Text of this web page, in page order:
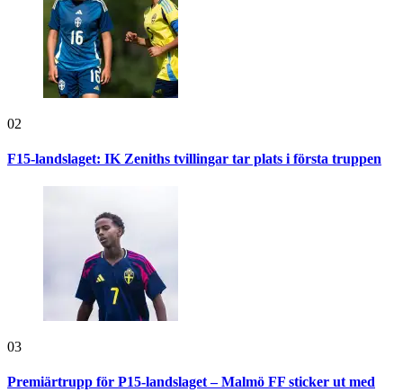
02
F15-landslaget: IK Zeniths tvillingar tar plats i första truppen
03
Premiärtrupp för P15-landslaget – Malmö FF sticker ut med